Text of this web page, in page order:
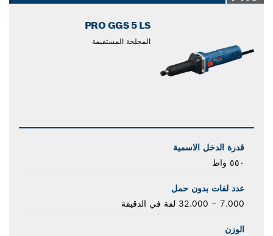
PRO GGS 5 LS
المجلخة المستقيمة
قدرة الدخل الاسمية
٥٥٠ واط
عدد لفات بدون حمل
7.000 – 32.000 لفة في الدقيقة
الوزن